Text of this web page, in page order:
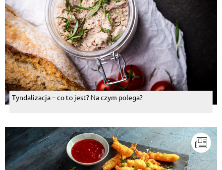
Tyndalizacja – co to jest? Na czym polega?